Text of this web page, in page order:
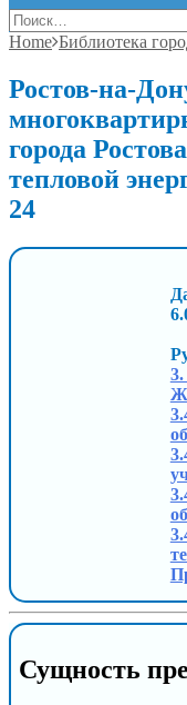
Найти:
Home Библиотека
Ростов-на-
города
тепловой
24
Сущность